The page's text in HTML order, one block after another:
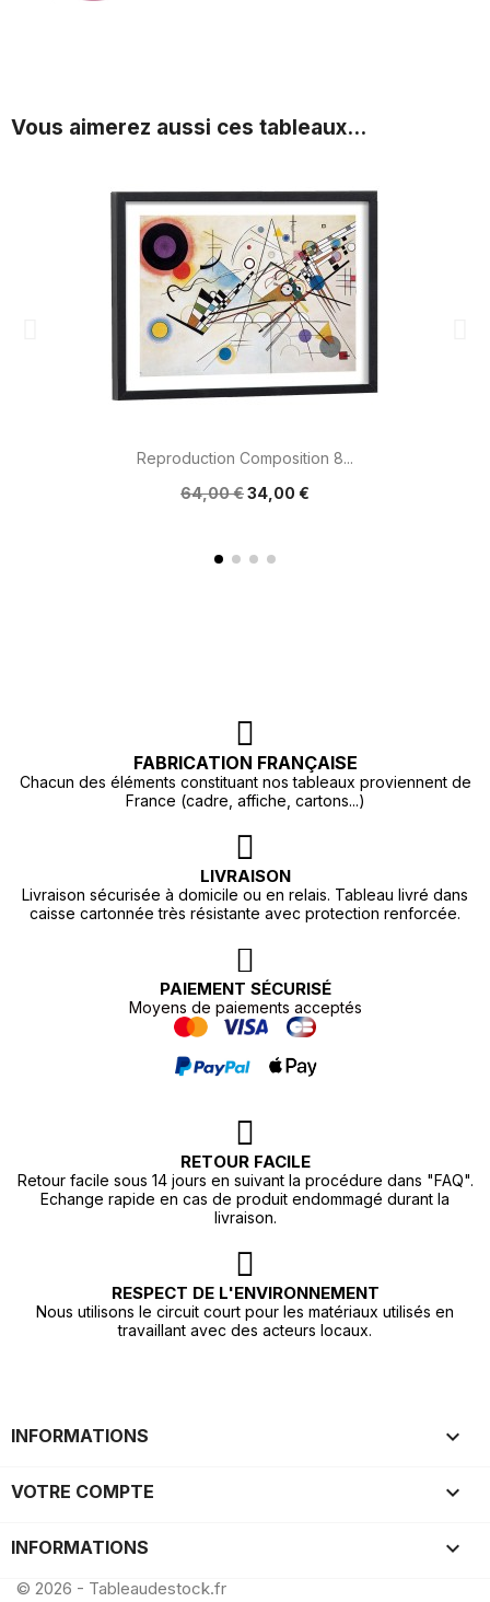
Vous aimerez aussi ces tableaux...
Reproduction Composition 8...
64,00 €34,00 €
FABRICATION FRANÇAISE
Chacun des éléments constituant nos tableaux proviennent de
France (cadre, affiche, cartons...)
LIVRAISON
Livraison sécurisée à domicile ou en relais. Tableau livré dans
caisse cartonnée très résistante avec protection renforcée.
PAIEMENT SÉCURISÉ
Moyens de paiements acceptés
RETOUR FACILE
Retour facile sous 14 jours en suivant la procédure dans "FAQ".
Echange rapide en cas de produit endommagé durant la
livraison.
RESPECT DE L'ENVIRONNEMENT
Nous utilisons le circuit court pour les matériaux utilisés en
travaillant avec des acteurs locaux.
INFORMATIONS 
VOTRE COMPTE 
INFORMATIONS keyboard_arrow_down
© 2026 - Tableaudestock.fr